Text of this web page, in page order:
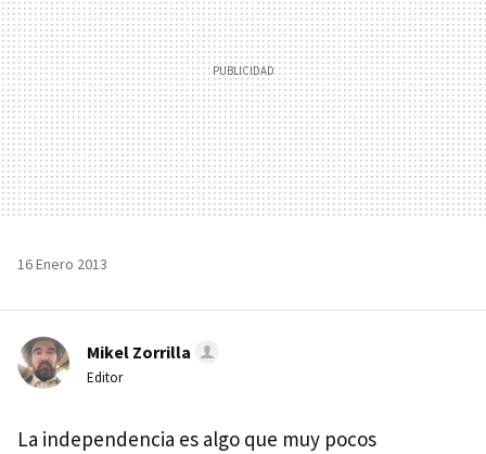
16 Enero 2013
Mikel Zorrilla
Editor
La independencia es algo que muy pocos